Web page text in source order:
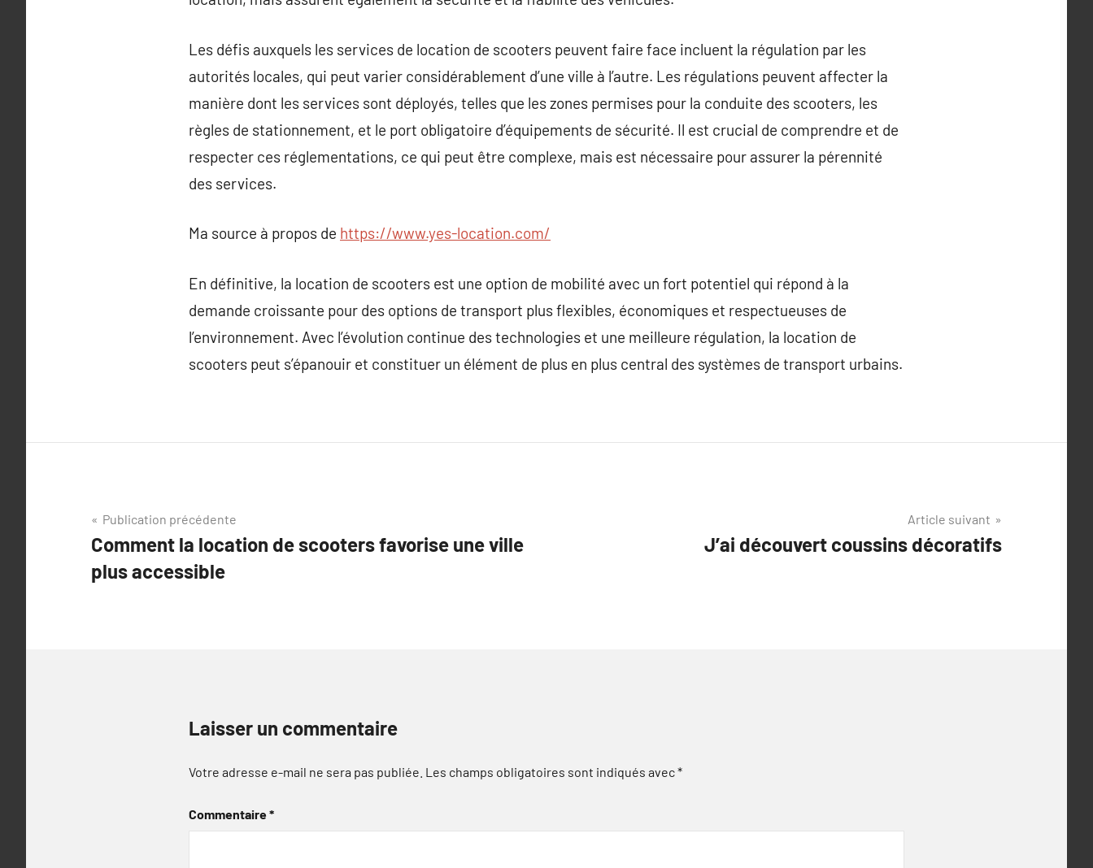
Les défis auxquels les services de location de scooters peuvent faire face incluent la régulation par les
autorités locales, qui peut varier considérablement d’une ville à l’autre. Les régulations peuvent affecter la
manière dont les services sont déployés, telles que les zones permises pour la conduite des scooters, les
règles de stationnement, et le port obligatoire d’équipements de sécurité. Il est crucial de comprendre et de
respecter ces réglementations, ce qui peut être complexe, mais est nécessaire pour assurer la pérennité
des services.
Ma source à propos de https://www.yes-location.com/
En définitive, la location de scooters est une option de mobilité avec un fort potentiel qui répond à la
demande croissante pour des options de transport plus flexibles, économiques et respectueuses de
l’environnement. Avec l’évolution continue des technologies et une meilleure régulation, la location de
scooters peut s’épanouir et constituer un élément de plus en plus central des systèmes de transport urbains.
Navigation
de
l’article
Publication précédente
Comment la location de scooters favorise une ville
plus accessible
Article suivant
J’ai découvert coussins décoratifs
Laisser un commentaire
Votre adresse e-mail ne sera pas publiée. Les champs obligatoires sont indiqués avec*
Commentaire*